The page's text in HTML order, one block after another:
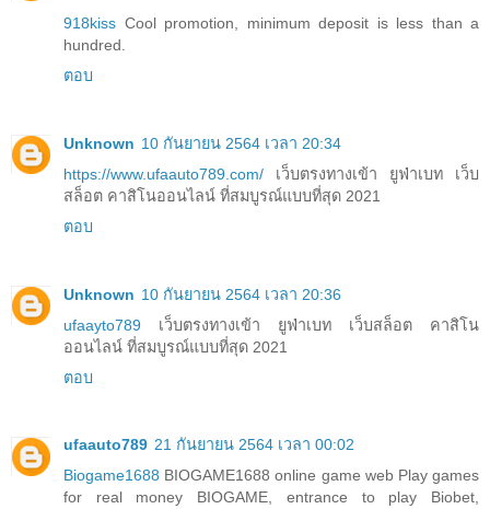
918kiss Cool promotion, minimum deposit is less than a
hundred.
ตอบ
Unknown 10 กันยายน 2564 เวลา 20:34
https://www.ufaauto789.com/ เว็บตรงทางเข้า ยูฟ่าเบท เว็บ
สล็อต คาสิโนออนไลน์ ที่สมบูรณ์แบบที่สุด 2021
ตอบ
Unknown 10 กันยายน 2564 เวลา 20:36
ufaayto789 เว็บตรงทางเข้า ยูฟ่าเบท เว็บสล็อต คาสิโน
ออนไลน์ ที่สมบูรณ์แบบที่สุด 2021
ตอบ
ufaauto789 21 กันยายน 2564 เวลา 00:02
Biogame1688 BIOGAME1688 online game web Play games
for real money BIOGAME, entrance to play Biobet,